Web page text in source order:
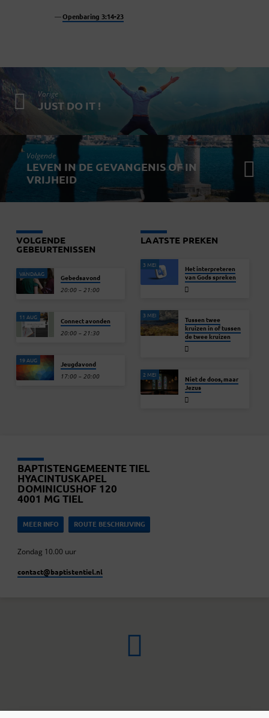
Openbaring 3:14-23
Vorige
JUST DO IT !
Volgende
LEVEN IN DE GEVANGENIS OF IN
VRIJHEID
VOLGENDE
GEBEURTENISSEN
VANDAAG Gebedsavond
20:00 – 21:00
11 AUG Connect avonden
20:00 – 21:30
19 AUG Jeugdavond
17:00 – 20:00
LAATSTE PREKEN
3 MEI
Het interpreteren
van Gods spreken
3 MEI
Tussen twee
kruizen in of tussen
de twee kruizen
2 MEI
Niet de doos, maar
Jezus
BAPTISTENGEMEENTE TIEL
HYACINTUSKAPEL
DOMINICUSHOF 120
4001 MG TIEL
MEER INFO ROUTE BESCHRIJVING
Zondag 10.00 uur
contact​@baptistentiel.nl